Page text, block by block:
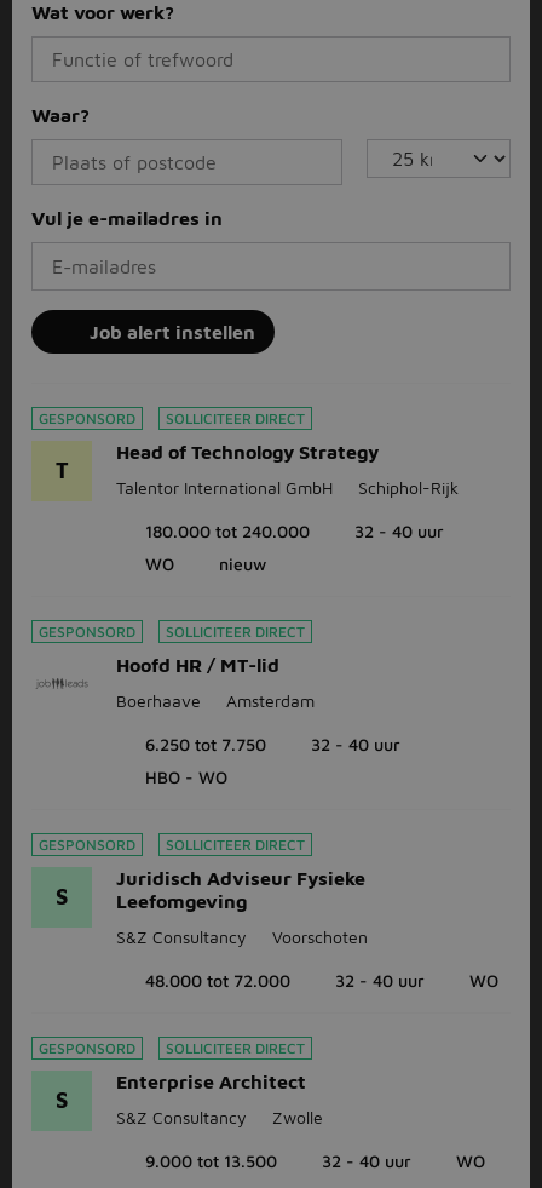
Wat voor werk?
Waar?
Vul je e-mailadres in
Job alert instellen
GESPONSORD SOLLICITEER DIRECT
T
Head of Technology Strategy
Talentor International GmbH Schiphol-Rijk
180.000 tot 240.000
32 - 40 uur
WO
nieuw
GESPONSORD SOLLICITEER DIRECT
Hoofd HR / MT-lid
Boerhaave Amsterdam
6.250 tot 7.750
32 - 40 uur
HBO - WO
GESPONSORD SOLLICITEER DIRECT
S
Juridisch Adviseur Fysieke
Leefomgeving
S&Z Consultancy Voorschoten
48.000 tot 72.000 32 - 40 uur WO
GESPONSORD SOLLICITEER DIRECT
S
Enterprise Architect
S&Z Consultancy Zwolle
9.000 tot 13.500 32 - 40 uur WO